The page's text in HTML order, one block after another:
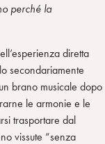
perché la
diretta
secondariamente
brano musicale dopo
le armonie e le
trasportare dal
vissute “senza